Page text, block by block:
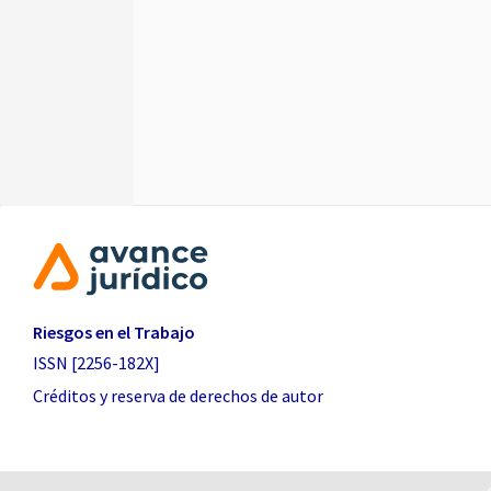
Riesgos en el Trabajo
ISSN [2256-182X]
Créditos y reserva de derechos de autor